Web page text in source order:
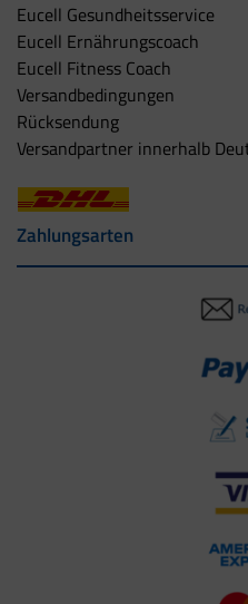
Eucell Gesundheitsservice
Eucell Ernährungscoach
Eucell Fitness Coach
Versandbedingungen
Rücksendung
Versandpartner innerhalb
Zahlungsarten